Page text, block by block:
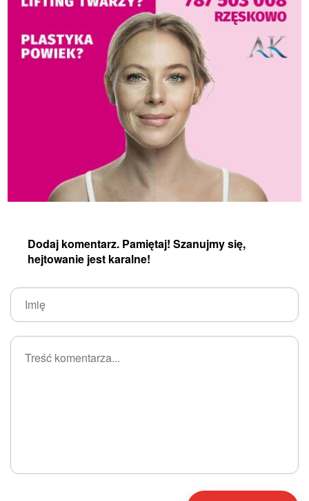
Dodaj komentarz. Pamiętaj! Szanujmy się,
hejtowanie jest karalne!